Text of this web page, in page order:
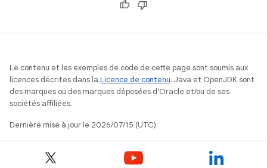
Le contenu et les exemples de code de cette page sont soumis aux
licences décrites dans la Licence de contenu. Java et OpenJDK sont
des marques ou des marques déposées d'Oracle et/ou de ses
sociétés affiliées.
Dernière mise à jour le 2026/07/15 (UTC).